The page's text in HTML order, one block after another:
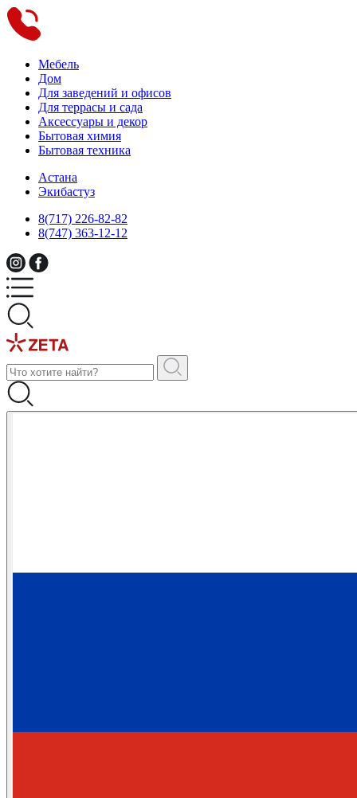
Мебель
Дом
Для заведений и офисов
Для террасы и сада
Аксессуары и декор
Бытовая химия
Бытовая техника
Астана
Экибастуз
8(717) 226-82-82
8(747) 363-12-12